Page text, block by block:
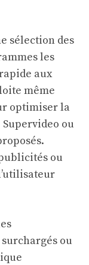
sélection des
les
aux
même
optimiser la
ou
ou
ou